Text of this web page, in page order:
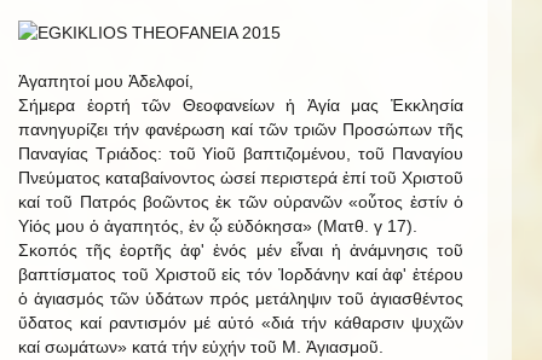
Ἀγαπητοί μου Ἀδελφοί,
Σήμερα ἑορτή τῶν Θεοφανείων ἡ Ἁγία μας Ἐκκλησία
πανηγυρίζει τήν φανέρωση καί τῶν τριῶν Προσώπων τῆς
Παναγίας Τριάδος: τοῦ Υἱοῦ βαπτιζομένου, τοῦ Παναγίου
Πνεύματος καταβαίνοντος ὡσεί περιστερά ἐπί τοῦ Χριστοῦ
καί τοῦ Πατρός βοῶντος ἐκ τῶν οὐρανῶν «οὗτος ἐστίν ὁ
Υἱός μου ὁ ἀγαπητός, ἐν ᾧ εὐδόκησα» (Ματθ. γ 17).
Σκοπός τῆς ἑορτῆς ἀφ' ἑνός μέν εἶναι ἡ ἀνάμνησις τοῦ
βαπτίσματος τοῦ Χριστοῦ εἰς τόν Ἰορδάνην καί ἀφ' ἑτέρου
ὁ ἁγιασμός τῶν ὑδάτων πρός μετάληψιν τοῦ ἁγιασθέντος
ὕδατος καί ραντισμόν μέ αὐτό «διά τήν κάθαρσιν ψυχῶν
καί σωμάτων» κατά τήν εὐχήν τοῦ Μ. Ἁγιασμοῦ.